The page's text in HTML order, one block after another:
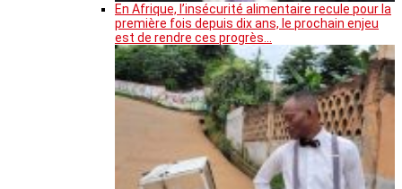
En Afrique, l’insécurité alimentaire recule pour la
première fois depuis dix ans, le prochain enjeu
est de rendre ces progrès…